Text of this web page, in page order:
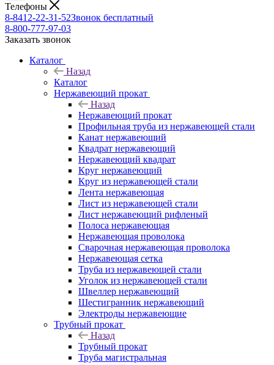
Телефоны
8-8412-22-31-52Звонок бесплатный
8-800-777-97-03
Заказать звонок
Каталог
Назад
Каталог
Нержавеющий прокат
Назад
Нержавеющий прокат
Профильная труба из нержавеющей стали
Канат нержавеющий
Квадрат нержавеющий
Нержавеющий квадрат
Круг нержавеющий
Круг из нержавеющей стали
Лента нержавеющая
Лист из нержавеющей стали
Лист нержавеющий рифленый
Полоса нержавеющая
Нержавеющая проволока
Сварочная нержавеющая проволока
Нержавеющая сетка
Труба из нержавеющей стали
Уголок из нержавеющей стали
Швеллер нержавеющий
Шестигранник нержавеющий
Электроды нержавеющие
Трубный прокат
Назад
Трубный прокат
Труба магистральная